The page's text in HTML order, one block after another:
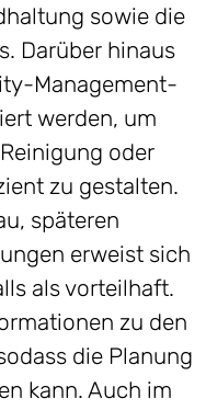
sowie die
Darüber hinaus
Management-
werden, um
oder
zu gestalten.
späteren
erweist sich
als vorteilhaft.
zu den
die Planung
kann. Auch im